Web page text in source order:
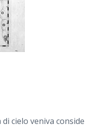
cielo veniva